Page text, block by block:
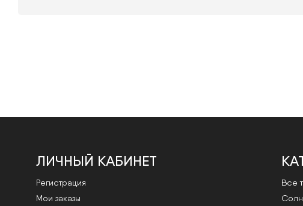
ЛИЧНЫЙ КАБИНЕТ
Регистрация
Мои заказы
Все